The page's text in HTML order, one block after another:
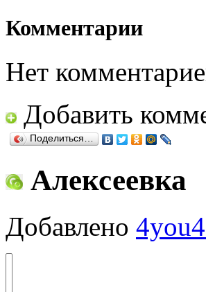
Комментарии
Нет
Добавить
Поделиться…
Алексеевка
Добавлено